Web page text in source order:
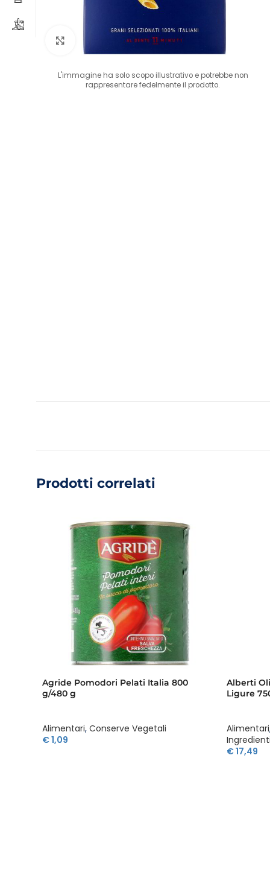
Clicca per ingrandire
L'immagine ha solo scopo illustrativo e potrebbe non
rappresentare fedelmente il prodotto.
Prodotti correlati
Agride Pomodori Pelati Italia 800
g/480 g
Alimentari, Conserve Vegetali
€1,09
Alberti
Ligure
Alimentari
€17,49